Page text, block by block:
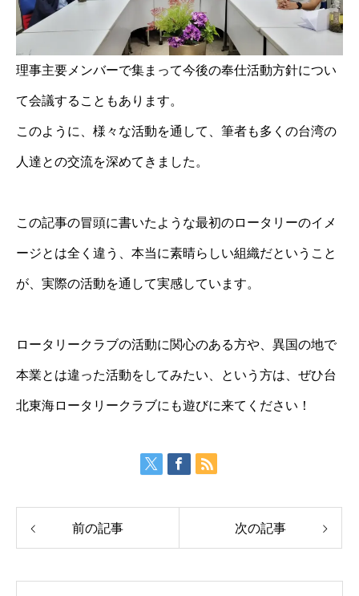
理事主要メンバーで集まって今後の奉仕活動方針につい
て会議することもあります。
このように、様々な活動を通して、筆者も多くの台湾の
人達との交流を深めてきました。
この記事の冒頭に書いたような最初のロータリーのイメ
ージとは全く違う、本当に素晴らしい組織だということ
が、実際の活動を通して実感しています。
ロータリークラブの活動に関心のある方や、異国の地で
本業とは違った活動をしてみたい、という方は、ぜひ台
北東海ロータリークラブにも遊びに来てください！
前の記事 次の記事